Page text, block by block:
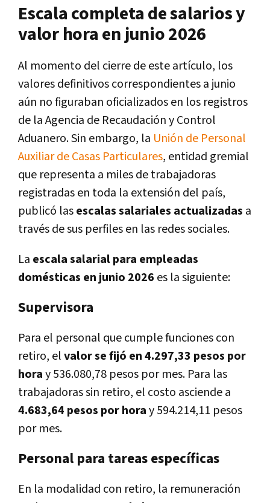
Escala completa de salarios y
valor hora en junio 2026
Al momento del cierre de este artículo, los
valores definitivos correspondientes a junio
aún no figuraban oficializados en los registros
de la Agencia de Recaudación y Control
Aduanero. Sin embargo, la Unión de Personal
Auxiliar de Casas Particulares, entidad gremial
que representa a miles de trabajadoras
registradas en toda la extensión del país,
publicó lasescalas salariales actualizadas a
través de sus perfiles en las redes sociales.
La escala salarial para empleadas
domésticas en junio 2026 es la siguiente:
Supervisora
Para el personal que cumple funciones con
retiro, elvalor se fijó en 4.297,33 pesos por
horay 536.080,78 pesos por mes. Para las
trabajadoras sin retiro, el costo asciende a
4.683,64 pesos por horay 594.214,11 pesos
por mes.
Personal para tareas específicas
En la modalidad con retiro, la remuneración